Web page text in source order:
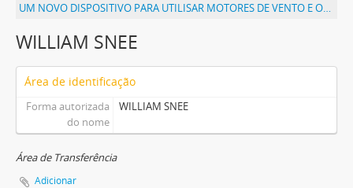
UM NOVO DISPOSITIVO PARA UTILISAR MOTORES DE VENTO E OUTROS MOTORES DE FORÇA VARIAVEL APPLICAVEIS A BOMBAS DE FLUIDOS
WILLIAM SNEE
Área de identificação
Forma autorizada
do nome
WILLIAM SNEE
Área de Transferência
Adicionar